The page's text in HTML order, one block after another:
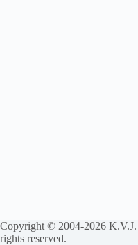
Copyright © 2004-2026
rights reserved.